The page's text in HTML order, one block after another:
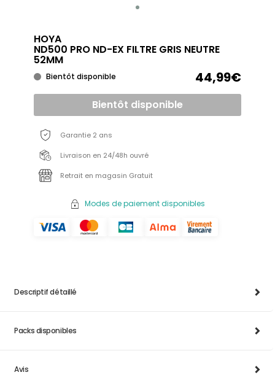
HOYA
ND500 PRO ND-EX FILTRE GRIS NEUTRE
52MM
Bientôt disponible 44,99€
Bientôt disponible
Garantie 2 ans
Livraison en 24/48h ouvré
Retrait en magasin Gratuit
Modes de paiement disponibles
Descriptif détaillé
Packs disponibles
Avis